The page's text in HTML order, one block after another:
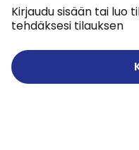
Kirjaudu sisään tai luo
tehdäksesi tilauksen